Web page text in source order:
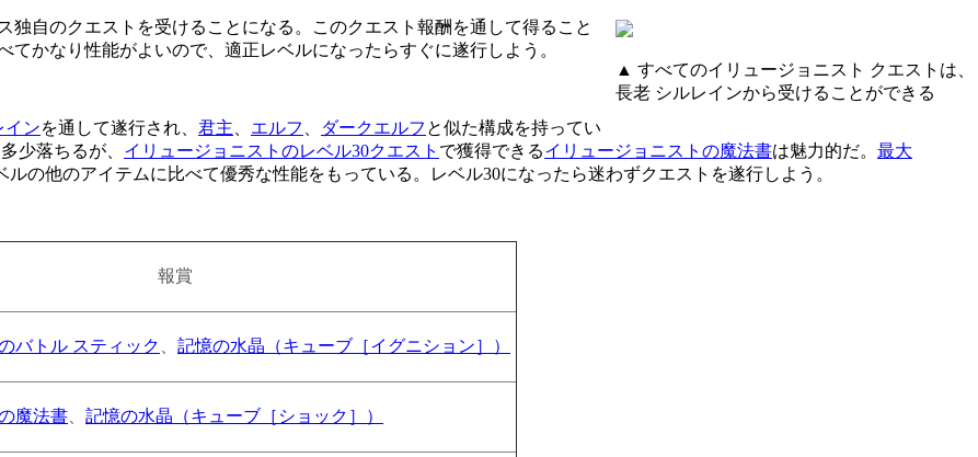
▲ すべてのイリュージョニスト クエストは、
長老 シルレインから受けることができる
独自のクエストを受けることになる。このクエスト報酬を通して得ること
かなり性能がよいので、適正レベルになったらすぐに遂行しよう。
インを通して遂行され、 君主 エルフ ダークエルフ と似た構成を持ってい
少落ちるが、 イリュージョニストのレベル30クエスト で獲得できるイリュージョニストの魔法書は魅力的だ。 最大
の他のアイテムに比べて優秀な性能をもっている。レベル30になったら迷わずクエストを遂行しよう。
報賞
バトル スティック 記憶の水晶（キューブ［イグニション］）
魔法書 記憶の水晶（キューブ［ショック］）